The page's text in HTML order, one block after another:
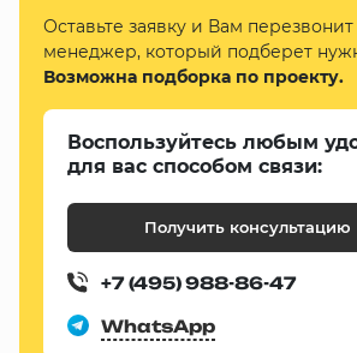
Оставьте заявку и Вам
менеджер, который подберет
Возможна подборка по проекту.
Воспользуйтесь любым
для вас способом связи:
Получить консультацию
+7 (495) 988-86-47
WhatsApp